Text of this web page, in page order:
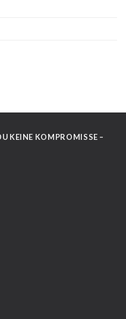
KEINE KOMPROMISSE –